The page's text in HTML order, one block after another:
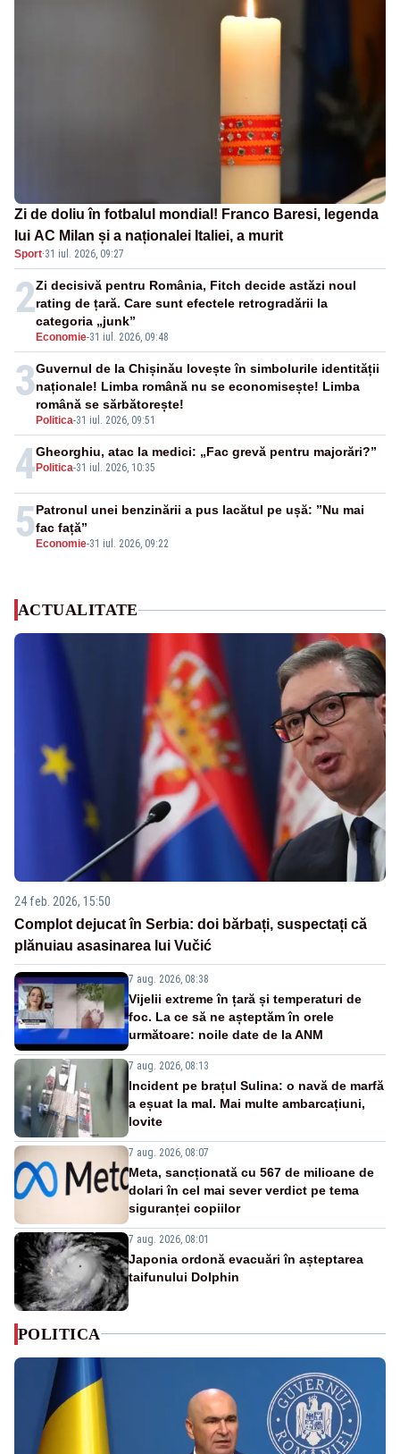
Zi de doliu în fotbalul mondial! Franco Baresi, legenda
lui AC Milan și a naționalei Italiei, a murit
Sport·31 iul. 2026, 09:27
2
Economie-31 iul. 2026, 09:48
Zi decisivă pentru România, Fitch decide astăzi noul
rating de țară. Care sunt efectele retrogradării la
categoria „junk”
3
Politica-31 iul. 2026, 09:51
Guvernul de la Chișinău lovește în simbolurile identității
naționale! Limba română nu se economisește! Limba
română se sărbătorește!
4 Politica-31 iul. 2026, 10:35
Gheorghiu, atac la medici: „Fac grevă pentru majorări?”
5 Economie-31 iul. 2026, 09:22
Patronul unei benzinării a pus lacătul pe ușă: ”Nu mai
fac față”
ACTUALITATE
24 feb. 2026, 15:50
Complot dejucat în Serbia: doi bărbați, suspectați că
plănuiau asasinarea lui Vučić
7 aug. 2026, 08:38
Vijelii extreme în țară și temperaturi de
foc. La ce să ne așteptăm în orele
următoare: noile date de la ANM
7 aug. 2026, 08:13
Incident pe brațul Sulina: o navă de marfă
a eșuat la mal. Mai multe ambarcațiuni,
lovite
7 aug. 2026, 08:07
Meta, sancționată cu 567 de milioane de
dolari în cel mai sever verdict pe tema
siguranței copiilor
7 aug. 2026, 08:01
Japonia ordonă evacuări în așteptarea
taifunului Dolphin
POLITICA